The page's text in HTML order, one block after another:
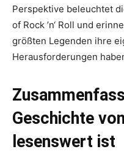
Perspektive beleuchtet
of Rock ’n‘ Roll und
größten Legenden ihre
Herausforderungen
Geschichte
lesenswert ist